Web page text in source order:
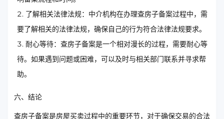
了解相关法律法规：中介机构在办理查房子备案过程中，需
要了解相关的法律法规，确保自己的行为符合法律法规要求。
耐心等待：查房子备案是一个相对漫长的过程，需要耐心等
待。如果遇到问题或困难，可以及时与相关部门联系并寻求帮
助。
六、结论
查房子备案是房屋买卖过程中的重要环节，对于确保交易的合法